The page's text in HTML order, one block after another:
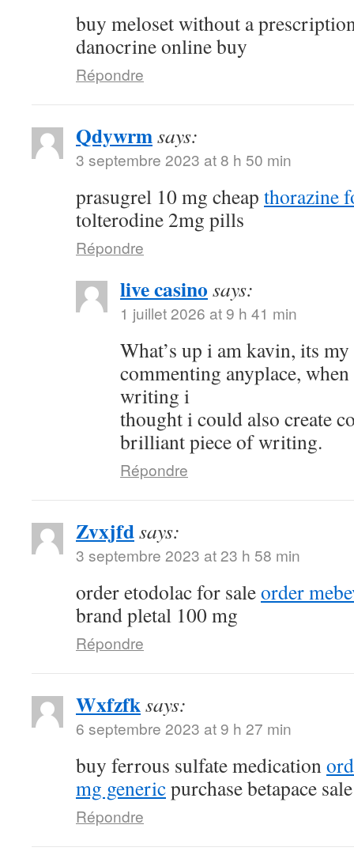
buy meloset without a
danocrine online buy
Répondre
Qdywrmsays:
3 septembre 2023 at 8 h 50 min
prasugrel 10 mg cheap thorazine
tolterodine 2mg pills
Répondre
live casino says:
1 juillet 2026 at 9 h 41 min
What’s up i am kavin, its
commenting anyplace,
writing i
thought i could also create
brilliant piece of writing.
Répondre
Zvxjfdsays:
3 septembre 2023 at 23 h 58 min
order etodolac for saleorder
brand pletal 100 mg
Répondre
Wxfzfksays:
6 septembre 2023 at 9 h 27 min
buy ferrous sulfate medication
mg genericpurchase betapace sale
Répondre